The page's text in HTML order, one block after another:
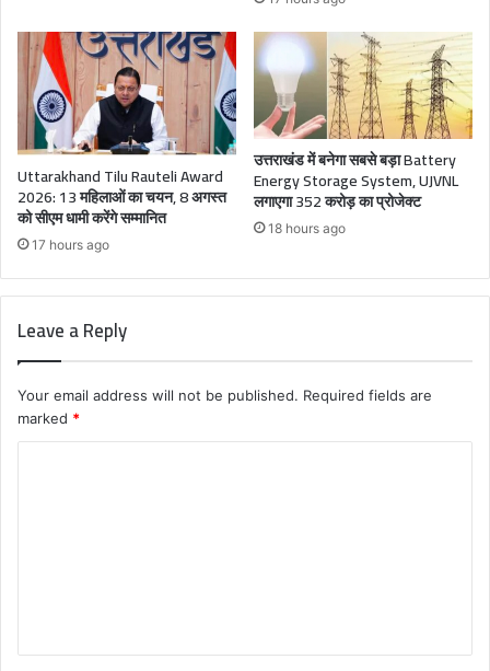
Uttarakhand Tilu Rauteli Award
2026: 13 महिलाओं का चयन, 8 अगस्त
को सीएम धामी करेंगे सम्मानित
17 hours ago
उत्तराखंड में बनेगा सबसे बड़ा Battery
Energy Storage System, UJVNL
लगाएगा 352 करोड़ का प्रोजेक्ट
18 hours ago
Leave a Reply
Your email address will not be published. Required fields are
marked *
t